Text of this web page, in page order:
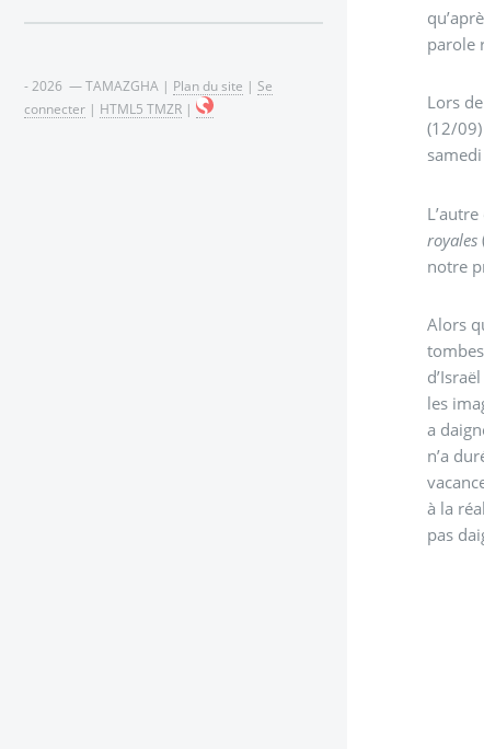
parole
Lors
(12/09) qui fustige un gouvernement
royales
notre
Alors
les
a
n’a
à la
pas
- 2026 — TAMAZGHA | Plan du site | Se
connecter | HTML5 TMZR |